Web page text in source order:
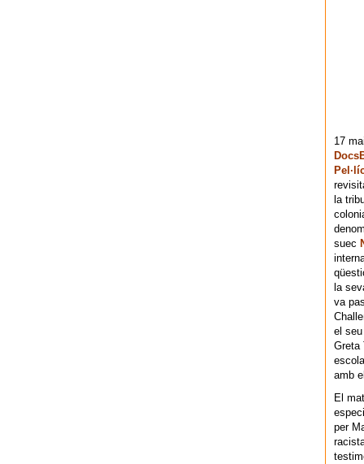
17
la
suec
la
va
el
Greta
amb
El
per